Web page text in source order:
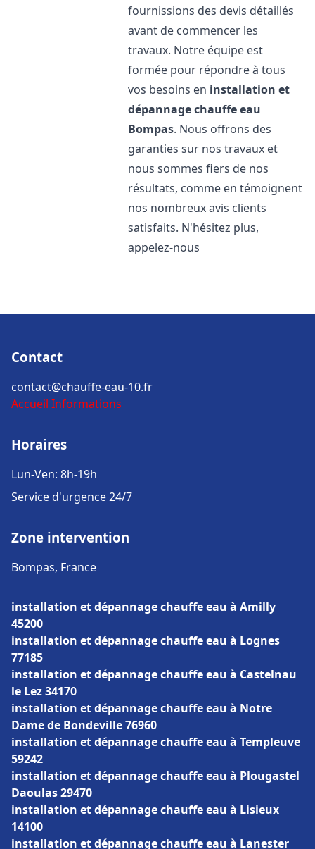
fournissions des devis détaillés
avant de commencer les
travaux. Notre équipe est
formée pour répondre à tous
vos besoins en installation et
dépannage chauffe eau
Bompas. Nous offrons des
garanties sur nos travaux et
nous sommes fiers de nos
résultats, comme en témoignent
nos nombreux avis clients
satisfaits. N'hésitez plus,
appelez-nous
Contact
contact@chauffe-eau-10.fr
Accueil Informations
Horaires
Lun-Ven: 8h-19h
Service d'urgence 24/7
Zone intervention
Bompas, France
installation et dépannage chauffe eau à Amilly
45200
installation et dépannage chauffe eau à Lognes
77185
installation et dépannage chauffe eau à Castelnau
le Lez 34170
installation et dépannage chauffe eau à Notre
Dame de Bondeville 76960
installation et dépannage chauffe eau à Templeuve
59242
installation et dépannage chauffe eau à Plougastel
Daoulas 29470
installation et dépannage chauffe eau à Lisieux
14100
installation et dépannage chauffe eau à Lanester